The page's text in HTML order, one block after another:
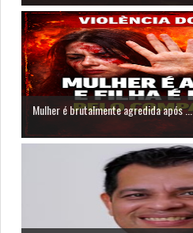
Mulher é brutalmente agredida após ...